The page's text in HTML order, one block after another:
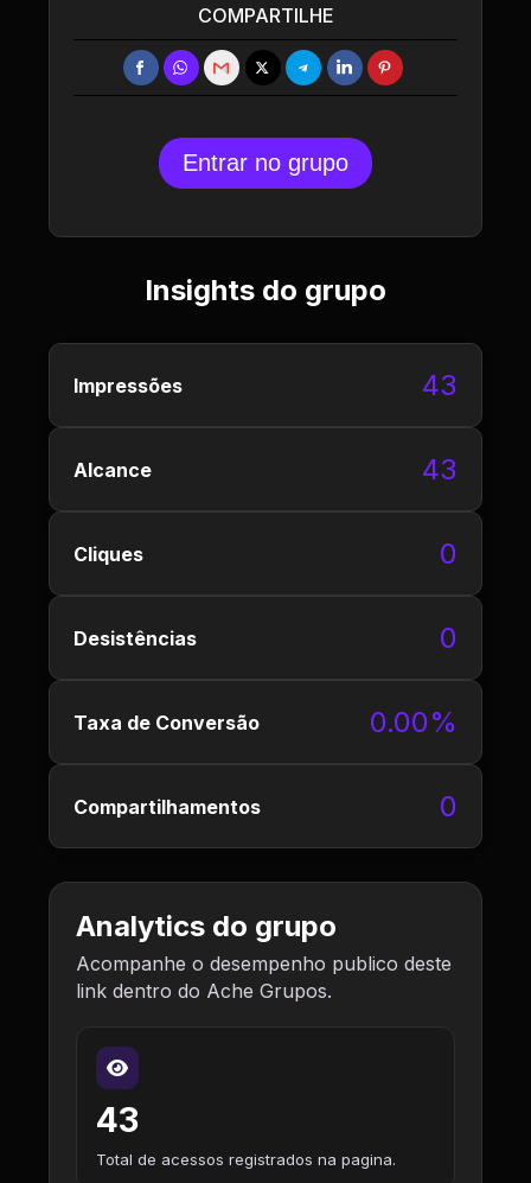
COMPARTILHE
Entrar no grupo
Insights do grupo
Impressões 43
Alcance 43
Cliques 0
Desistências 0
Taxa de Conversão 0.00%
Compartilhamentos 0
Analytics do grupo
Acompanhe o desempenho publico deste
link dentro do Ache Grupos.
43
Total de acessos registrados na pagina.